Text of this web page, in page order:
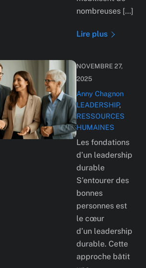
nombreuses […]
Lire plus
NOVEMBRE 27,
2025
Anny Chagnon
LEADERSHIP,
RESSOURCES
HUMAINES
Les fondations
d’un leadership
durable
S’entourer des
bonnes
personnes est
le cœur
d’un leadership
durable. Cette
approche bâtit